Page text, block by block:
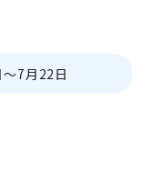
7月22日